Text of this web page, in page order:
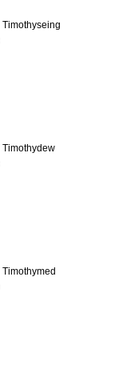
Timothyseing
Timothydew
Timothymed